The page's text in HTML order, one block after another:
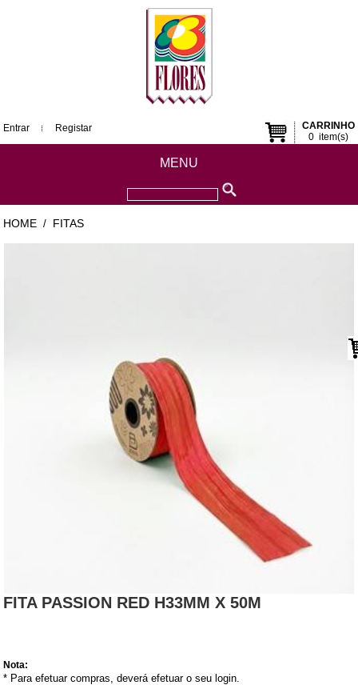
CARRINHO
0item(s)
Entrar Registar
MENU
HOME / FITAS
FITA PASSION RED H33MM X 50M
Nota:
* Para efetuar compras, deverá efetuar o seu login.